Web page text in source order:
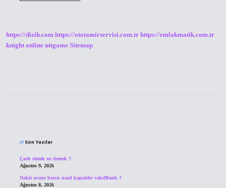
https://dizih.com https://ototamirservisi.com.tr https://emlakmatik.com.tr
knight online nttgame Sitemap
Son Yazılar
Çark etmek ne demek ?
Ağustos 9, 2026
Nakit avans borcu nasıl kapatılır vakıfBank ?
Ağustos 8, 2026